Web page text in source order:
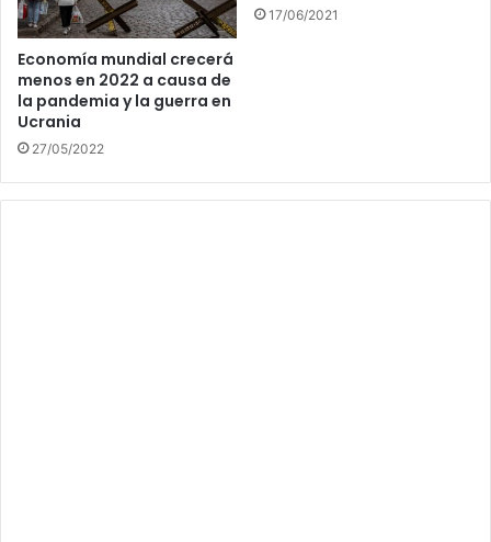
Economía mundial crecerá
menos en 2022 a causa de
la pandemia y la guerra en
Ucrania
27/05/2022
17/06/2021